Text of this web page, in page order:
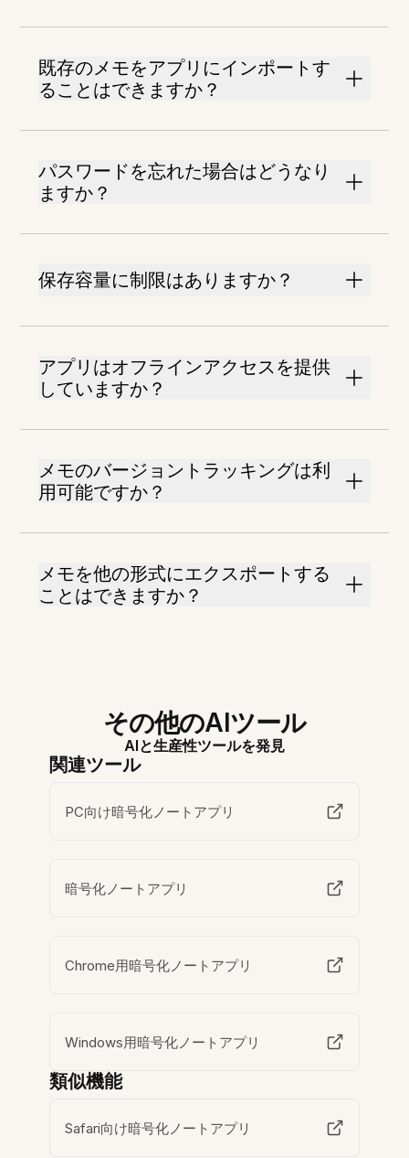
既存のメモをアプリにインポートす
ることはできますか？
パスワードを忘れた場合はどうなり
ますか？
保存容量に制限はありますか？
アプリはオフラインアクセスを提供
していますか？
メモのバージョントラッキングは利
用可能ですか？
メモを他の形式にエクスポートする
ことはできますか？
その他のAIツール
AIと生産性ツールを発見
関連ツール
PC向け暗号化ノートアプリ
暗号化ノートアプリ
Chrome用暗号化ノートアプリ
Windows用暗号化ノートアプリ
類似機能
Safari向け暗号化ノートアプリ